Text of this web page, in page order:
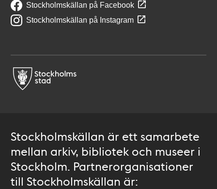
Stockholmskällan på Facebook
Stockholmskällan på Instagram
Stockholmskällan är ett samarbete
mellan arkiv, bibliotek och museer i
Stockholm. Partnerorganisationer
till Stockholmskällan är: